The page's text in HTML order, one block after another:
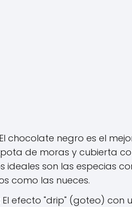
El chocolate negro es el
de moras y cubierta
ideales son las especias
como las nueces.
El efecto "drip" (goteo) con